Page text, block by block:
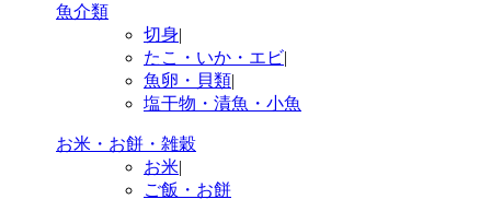
魚介類
切身|
たこ・いか・エビ|
魚卵・貝類|
塩干物・漬魚・小魚
お米・お餅・雑穀
お米|
ご飯・お餅